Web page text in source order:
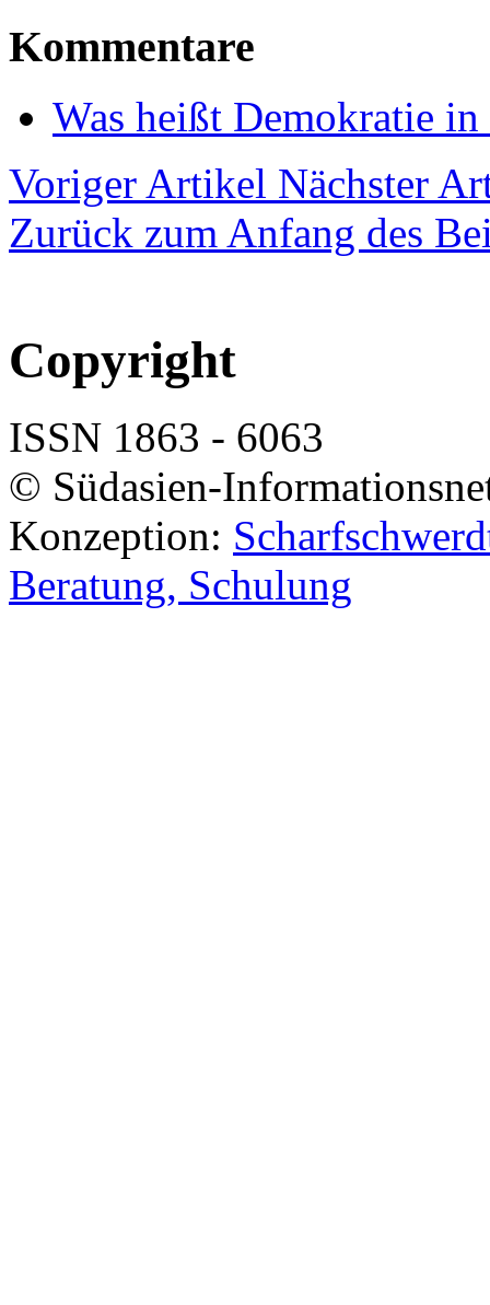
Kommentare
Was heißt Demokratie
Voriger Artikel Nächster
Zurück zum Anfang des
Copyright
ISSN 1863 - 6063
© Südasien-
Konzeption:
Beratung, Schulung